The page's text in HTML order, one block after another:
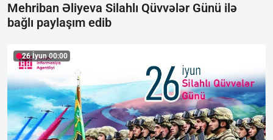
Mehriban Əliyeva Silahlı Qüvvələr Günü ilə
bağlı paylaşım edib
26 İyun 00:00